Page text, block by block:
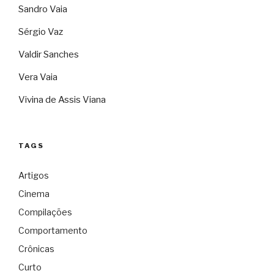
Sandro Vaia
Sérgio Vaz
Valdir Sanches
Vera Vaia
Vivina de Assis Viana
TAGS
Artigos
Cinema
Compilações
Comportamento
Crônicas
Curto